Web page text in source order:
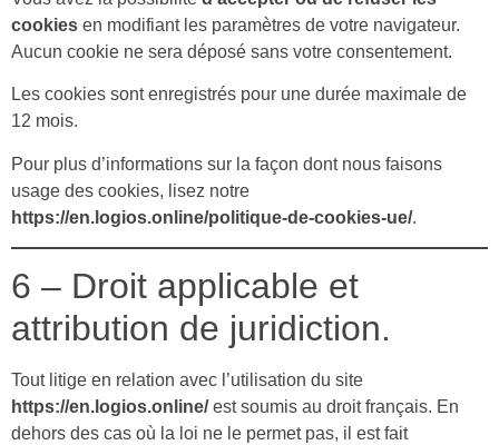
cookies en modifiant les paramètres de votre navigateur.
Aucun cookie ne sera déposé sans votre consentement.
Les cookies sont enregistrés pour une durée maximale de
12 mois.
Pour plus d’informations sur la façon dont nous faisons
usage des cookies, lisez notre
https://en.logios.online/politique-de-cookies-ue/.
6 – Droit applicable et
attribution de juridiction.
Tout litige en relation avec l’utilisation du site
https://en.logios.online/est soumis au droit français. En
dehors des cas où la loi ne le permet pas, il est fait